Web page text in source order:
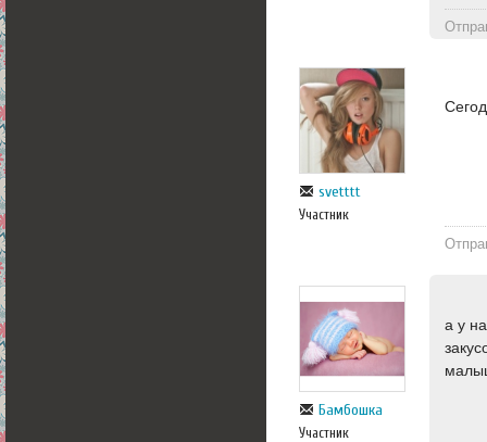
svetttt
Участник
Бамбошка
Участник
а у